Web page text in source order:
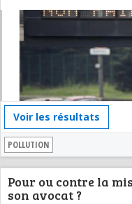
Voir les résultats
POLLUTION
Pour ou contre la
son avocat ?